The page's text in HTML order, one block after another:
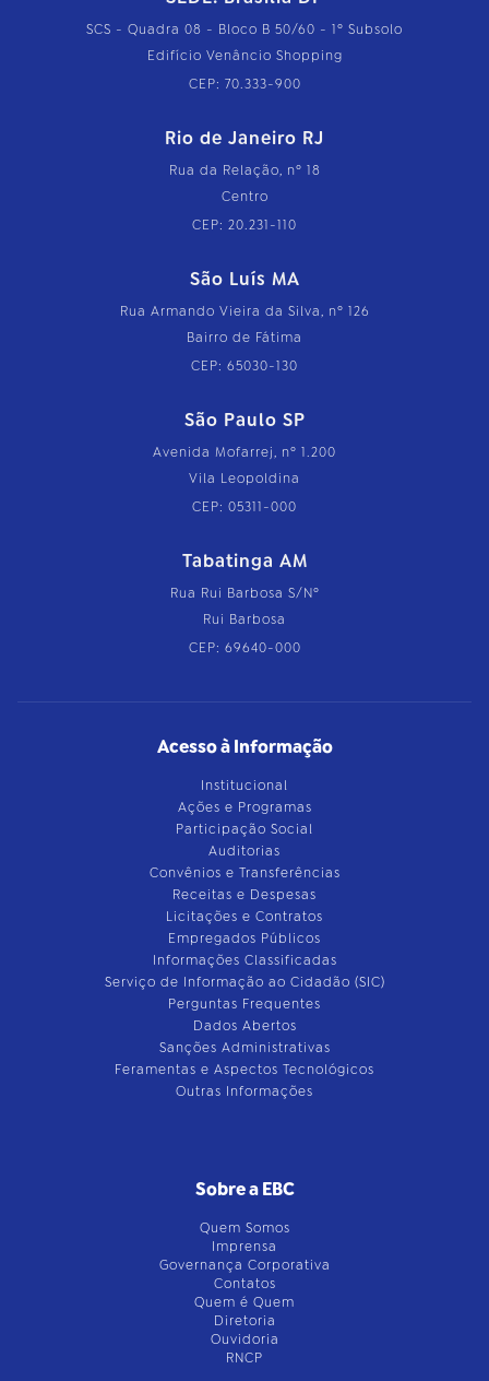
SCS - Quadra 08 - Bloco B 50/60 - 1º Subsolo
Edifício Venâncio Shopping
CEP: 70.333-900
Rio de Janeiro RJ
Rua da Relação, nº 18
Centro
CEP: 20.231-110
São Luís MA
Rua Armando Vieira da Silva, nº 126
Bairro de Fátima
CEP: 65030-130
São Paulo SP
Avenida Mofarrej, nº 1.200
Vila Leopoldina
CEP: 05311-000
Tabatinga AM
Rua Rui Barbosa S/Nº
Rui Barbosa
CEP: 69640-000
Acesso à Informação
Institucional
Ações e Programas
Participação Social
Auditorias
Convênios e Transferências
Receitas e Despesas
Licitações e Contratos
Empregados Públicos
Informações Classificadas
Serviço de Informação ao Cidadão (SIC)
Perguntas Frequentes
Dados Abertos
Sanções Administrativas
Feramentas e Aspectos Tecnológicos
Outras Informações
Sobre a EBC
Quem Somos
Imprensa
Governança Corporativa
Contatos
Quem é Quem
Diretoria
Ouvidoria
RNCP